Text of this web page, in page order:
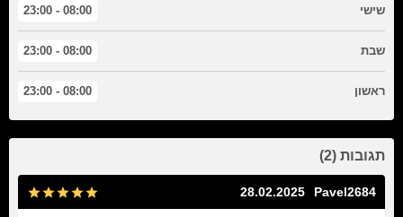
שישי 08:00 - 23:00
שבת 08:00 - 23:00
ראשון 08:00 - 23:00
תגובות (2)
Pavel2684
28.02.2025